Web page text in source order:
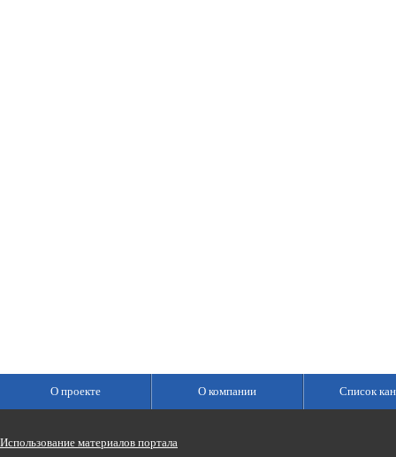
О проекте О компании Список
Использование материалов портала